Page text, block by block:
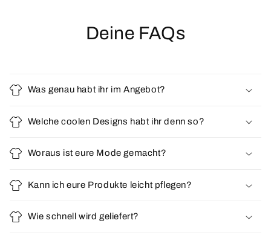
Deine FAQs
Was genau habt ihr im Angebot?
Welche coolen Designs habt ihr denn so?
Woraus ist eure Mode gemacht?
Kann ich eure Produkte leicht pflegen?
Wie schnell wird geliefert?